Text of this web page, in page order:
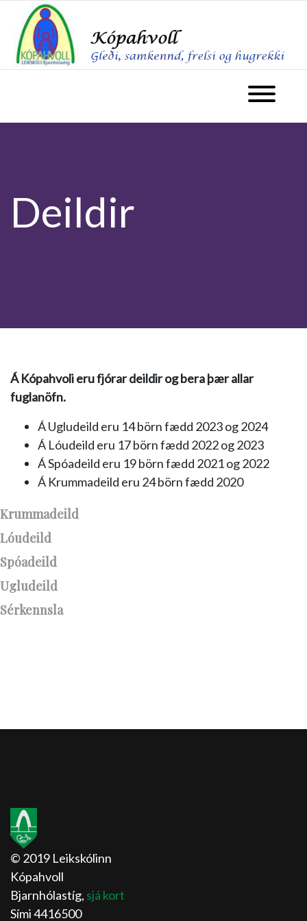
fara á forsíðu
Opna
Deildir
Á Kópahvoli eru fjórar deildir og bera þær allar
fuglanöfn.
Á Ugludeild eru 14 börn fædd 2023 og 2024
Á Lóudeild eru 17 börn fædd 2022 og 2023
Á Spóadeild eru 19 börn fædd 2021 og 2022
Á Krummadeild eru 24 börn fædd 2020
Krummadeild
Lóudeild
Spóadeild
Ugludeild
Sérkennsla
© 2019 Leikskólinn
Kópahvoll
Bjarnhólastíg, sjá kort
Sími 4416500